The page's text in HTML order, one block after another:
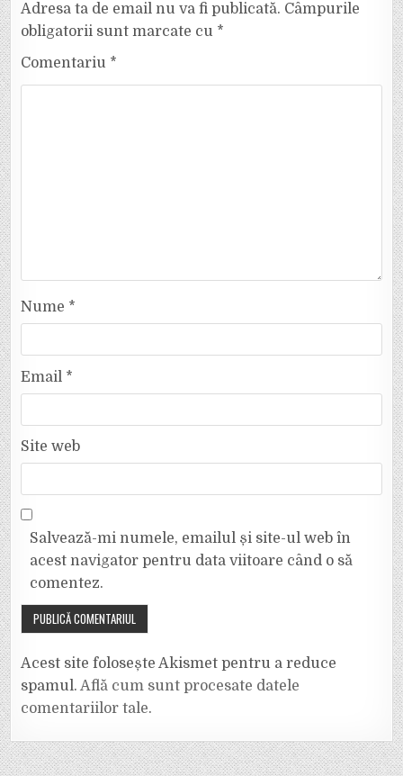
Adresa ta de email nu va fi publicată. Câmpurile
obligatorii sunt marcate cu *
Comentariu *
Nume *
Email *
Site web
Salvează-mi numele, emailul și site-ul web în
acest navigator pentru data viitoare când o să
comentez.
Acest site folosește Akismet pentru a reduce
spamul.Află cum sunt procesate datele
comentariilor tale.